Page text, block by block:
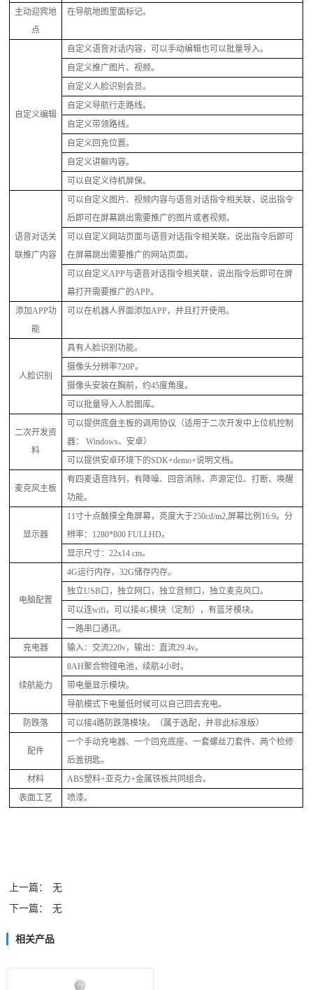
主动迎宾地
点
在导航地图里面标记。
自定义编辑
自定义语音对话内容，可以手动编辑也可以批量导入。
自定义推广图片、视频。
自定义人脸识别会员。
自定义导航行走路线。
自定义带领路线。
自定义回充位置。
自定义讲解内容。
可以自定义待机屏保。
语音对话关
联推广内容
可以自定义图片、视频内容与语音对话指令相关联，说出指令
后即可在屏幕跳出需要推广的图片或者视频。
可以自定义网站页面与语音对话指令相关联，说出指令后即可
在屏幕跳出需要推广的网站页面。
可以自定义APP与语音对话指令相关联，说出指令后即可在屏
幕打开需要推广的APP。
添加APP功
能
可以在机器人界面添加APP，并且打开使用。
人脸识别
具有人脸识别功能。
摄像头分辨率720P。
摄像头安装在胸前，约45度角度。
可以批量导入人脸图库。
二次开发资
料
可以提供底盘主板的调用协议（适用于二次开发中上位机控制
器：
Windows、安卓）
可以提供安卓环境下的SDK+demo+说明文档。
麦克风主板
有四麦语音阵列，有降噪、回音消除、声源定位、打断、唤醒
功能。
显示器
11寸十点触摸全角屏幕，亮度大于250cd/m2,屏幕比例16:9。分
辨率：1280*800 FULLHD。
显示尺寸：22x14 cm。
电脑配置
4G运行内存，32G储存内存。
独立USB口，独立网口，独立音频口，独立麦克风口。
可以连wifi，可以接4G模块（定制），有蓝牙模块。
一路串口通讯。
充电器
输入：交流220v，输出：直流29.4v。
续航能力
8AH聚合物锂电池，续航4小时。
带电量显示模块。
导航模式下电量低时候可以自己回去充电。
防跌落
可以接4路防跌落模块。（属于选配，并非此标准版）
配件
一个手动充电器、一个回充底座、一套螺丝刀套件、两个检修
后盖钥匙。
材料
ABS塑料+亚克力+金属铁板共同组合。
表面工艺
喷漆。
上一篇：
无
下一篇：
无
相关产品